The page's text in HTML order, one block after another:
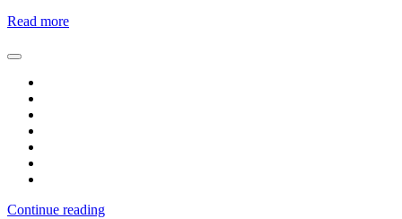
Read more
Continue reading